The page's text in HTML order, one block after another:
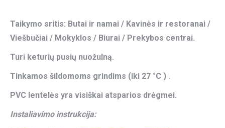
Taikymo sritis: Butai ir namai / Kavinės ir restoranai /
Viešbučiai / Mokyklos / Biurai / Prekybos centrai.
Turi keturių pusių nuožulną.
Tinkamos šildomoms grindims (iki 27 °C ) .
PVC lentelės yra visiškai atsparios drėgmei.
Instaliavimo instrukcija: